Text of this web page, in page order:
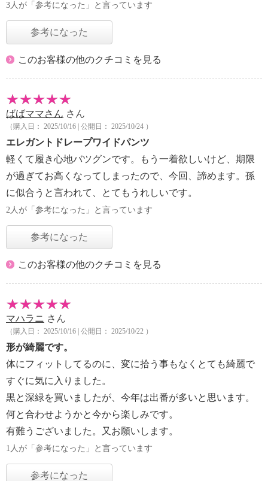
3人が「参考になった」と言っています
参考になった
このお客様の他のクチコミを見る
ばばママさん さん
（購入日： 2025/10/16 | 公開日： 2025/10/24 ）
エレガントドレープワイドパンツ
軽くて履き心地バツグンです。もう一着欲しいけど、期限
が過ぎてお高くなってしまったので、今回、諦めます。孫
に似合うと言われて、とてもうれしいです。
2人が「参考になった」と言っています
参考になった
このお客様の他のクチコミを見る
マハラニ さん
（購入日： 2025/10/16 | 公開日： 2025/10/22 ）
形が綺麗です。
体にフィットしてるのに、変に拾う事もなくとても綺麗で
すぐに気に入りました。
黒と深緑を買いましたが、今年は出番が多いと思います。
何と合わせようかと今から楽しみです。
有難うございました。又お願いします。
1人が「参考になった」と言っています
参考になった